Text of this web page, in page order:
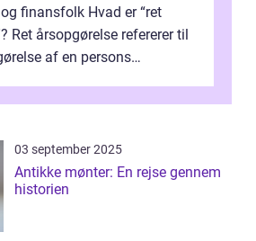
finansfolk Hvad er “ret
Ret årsopgørelse refererer til
af en persons
03 september 2025
Antikke mønter: En rejse gennem
historien